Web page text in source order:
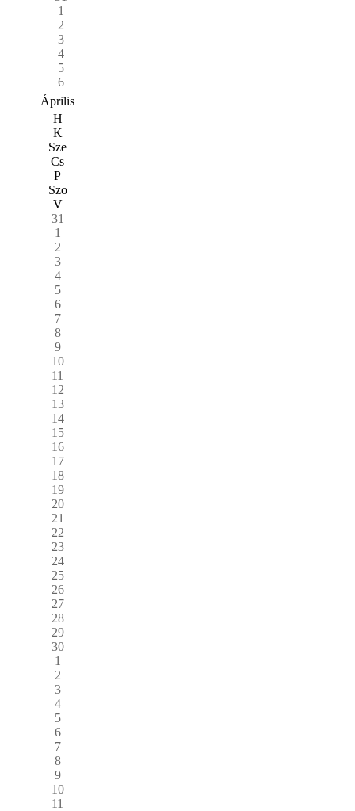
1
2
3
4
5
6
Április
H
K
Sze
Cs
P
Szo
V
31
1
2
3
4
5
6
7
8
9
10
11
12
13
14
15
16
17
18
19
20
21
22
23
24
25
26
27
28
29
30
1
2
3
4
5
6
7
8
9
10
11